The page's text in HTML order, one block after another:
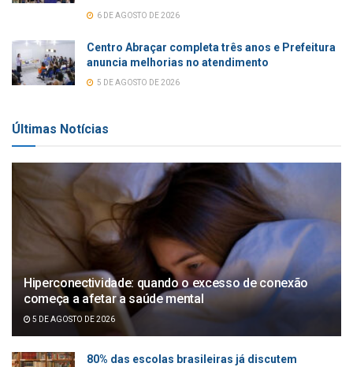
6 DE AGOSTO DE 2026
Centro Abraçar completa três anos e Prefeitura
anuncia melhorias no atendimento
5 DE AGOSTO DE 2026
Últimas Notícias
Hiperconectividade: quando o excesso de conexão
começa a afetar a saúde mental
5 DE AGOSTO DE 2026
80% das escolas brasileiras já discutem